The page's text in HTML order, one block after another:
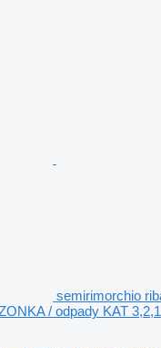
semirimorchio
/ odpady KAT